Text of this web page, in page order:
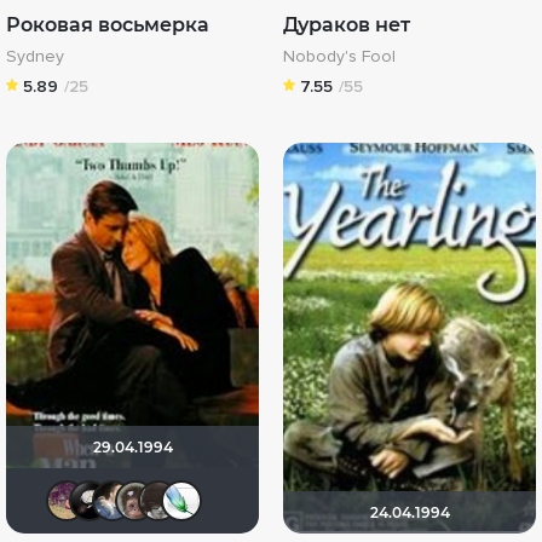
Роковая восьмерка
Sydney
5.89 /25
Дураков нет
Nobody's Fool
7.55 /55
29.04.1994
Dimker
Davidwebb
Калура
нацSoul-Life
24.04.1994